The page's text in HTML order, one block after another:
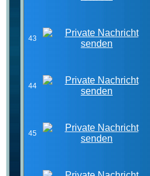
43
44
45